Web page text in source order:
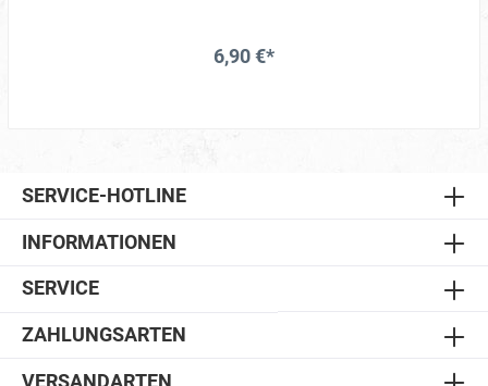
6,90 €*
SERVICE-HOTLINE
INFORMATIONEN
SERVICE
ZAHLUNGSARTEN
VERSANDARTEN